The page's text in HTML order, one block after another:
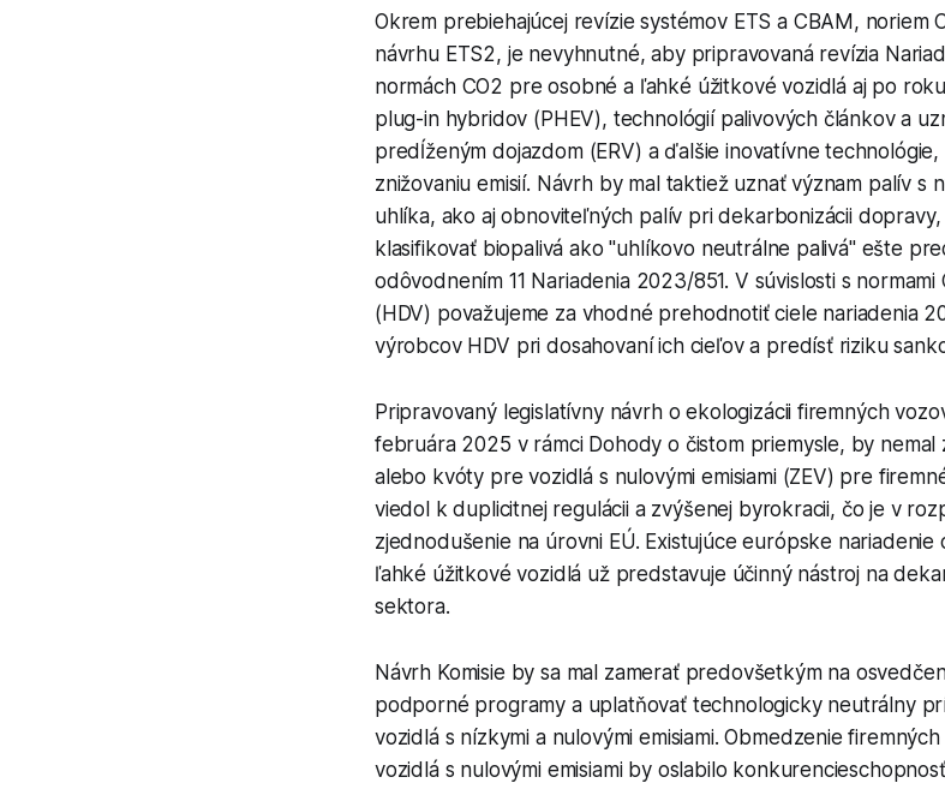
Okrem prebiehajúcej revízie systémov ETS a CBAM, noriem
návrhu ETS2, je nevyhnutné, aby pripravovaná revízia
normách CO2 pre osobné a ľahké úžitkové vozidlá aj po
plug-in hybridov (PHEV), technológií palivových článkov a
predĺženým dojazdom (ERV) a ďalšie inovatívne
znižovaniu emisií. Návrh by mal taktiež uznať význam palív s
uhlíka, ako aj obnoviteľných palív pri dekarbonizácii
klasifikovať biopalivá ako "uhlíkovo neutrálne palivá" ešte
odôvodnením 11 Nariadenia 2023/851. V súvislosti s
(HDV) považujeme za vhodné prehodnotiť ciele nariadenia
výrobcov HDV pri dosahovaní ich cieľov a predísť riziku
Pripravovaný legislatívny návrh o ekologizácii firemných
februára 2025 v rámci Dohody o čistom priemysle, by nemal
alebo kvóty pre vozidlá s nulovými emisiami (ZEV) pre
viedol k duplicitnej regulácii a zvýšenej byrokracii, čo je v
zjednodušenie na úrovni EÚ. Existujúce európske nariadenie
ľahké úžitkové vozidlá už predstavuje účinný nástroj na
sektora.
Návrh Komisie by sa mal zamerať predovšetkým na
podporné programy a uplatňovať technologicky neutrálny
vozidlá s nízkymi a nulovými emisiami. Obmedzenie
vozidlá s nulovými emisiami by oslabilo